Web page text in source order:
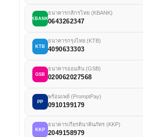
KBANK
ธนาคารกสิกรไทย (KBANK)
0643262347
KTB
ธนาคารกรุงไทย (KTB)
4090633303
GSB
ธนาคารออมสิน (GSB)
020062027568
PP
พร้อมเพย์ (PromptPay)
0910199179
KKP
ธนาคารเกียรตินาคินภัทร (KKP)
2049158979